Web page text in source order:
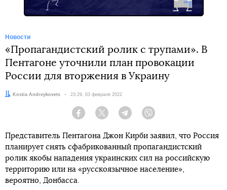
Новости
«Пропагандистский ролик с трупами». В
Пентагоне уточнили план провокации
России для вторжения в Украину
Автор:Kostia Andreykovets Дата:
23:29, 03 февраля 2022
Facebook Twitter Telegram
Представитель Пентагона Джон Кирби заявил, что Россия
планирует снять сфабрикованный пропагандистский
ролик якобы нападения украинских сил на российскую
территорию или на «русскоязычное население»,
вероятно, Донбасса.